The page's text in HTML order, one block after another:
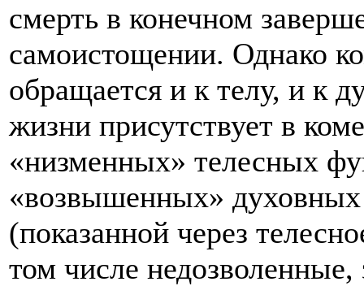
смерть в конечном
самоистощении. Однако
обращается и к телу, и к
жизни присутствует в
«низменных» телесных
«возвышенных»
(показанной через
том числе недозволенные,